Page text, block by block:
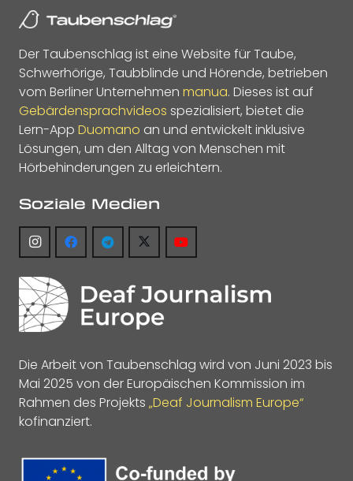
Der Taubenschlag ist eine Website für Taube,
Schwerhörige, Taubblinde und Hörende, betrieben
vom Berliner Unternehmen manua. Dieses ist auf
Gebärdensprachvideos spezialisiert, bietet die
Lern-App Duomano an und entwickelt inklusive
Lösungen, um den Alltag von Menschen mit
Hörbehinderungen zu erleichtern.
Soziale Medien
Die Arbeit von Taubenschlag wird von Juni 2023 bis
Mai 2025 von der Europäischen Kommission im
Rahmen des Projekts „Deaf Journalism Europe“
kofinanziert.